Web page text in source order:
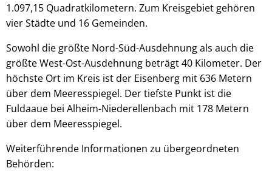
1.097,15 Quadratkilometern. Zum Kreisgebiet gehören
vier Städte und 16 Gemeinden.
Sowohl die größte Nord-Süd-Ausdehnung als auch die
größte West-Ost-Ausdehnung beträgt 40 Kilometer. Der
höchste Ort im Kreis ist der Eisenberg mit 636 Metern
über dem Meeresspiegel. Der tiefste Punkt ist die
Fuldaaue bei Alheim-Niederellenbach mit 178 Metern
über dem Meeresspiegel.
Weiterführende Informationen zu übergeordneten
Behörden: